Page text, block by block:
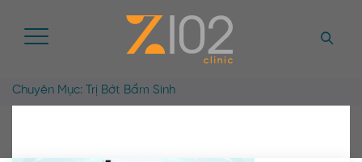
Chuyên Mục: Trị Bớt Bẩm Sinh